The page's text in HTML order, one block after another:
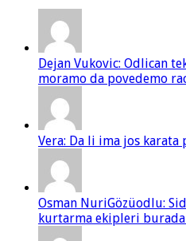
Dejan Vukovic: Odlican
moramo da povedemo
Vera: Da li ima jos karata
Osman NuriGözüodlu:
kurtarma ekipleri